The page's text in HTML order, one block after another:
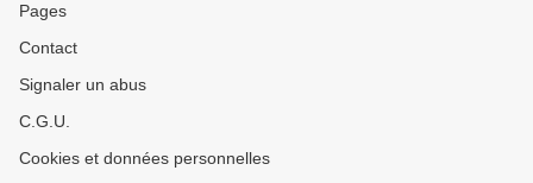
Pages
Contact
Signaler un abus
C.G.U.
Cookies et données personnelles